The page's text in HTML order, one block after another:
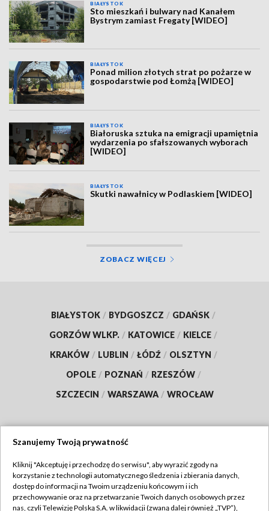
BIAŁYSTOK
Sto mieszkań i bulwary nad Kanałem
Bystrym zamiast Fregaty [WIDEO]
BIAŁYSTOK
Ponad milion złotych strat po pożarze w
gospodarstwie pod Łomżą [WIDEO]
BIAŁYSTOK
Białoruska sztuka na emigracji upamiętnia
wydarzenia po sfałszowanych wyborach
[WIDEO]
BIAŁYSTOK
Skutki nawałnicy w Podlaskiem [WIDEO]
ZOBACZ WIĘCEJ
BIAŁYSTOK / BYDGOSZCZ / GDAŃSK /
GORZÓW WLKP. / KATOWICE / KIELCE /
KRAKÓW / LUBLIN / ŁÓDŹ / OLSZTYN /
OPOLE / POZNAŃ / RZESZÓW /
SZCZECIN / WARSZAWA / WROCŁAW
TVP
Abonament TVP
Regulamin TVP
Szanujemy Twoją prywatność
Kliknij "Akceptuję i przechodzę do serwisu", aby wyrazić zgody na
korzystanie z technologii automatycznego śledzenia i zbierania danych,
dostęp do informacji na Twoim urządzeniu końcowym i ich
przechowywanie oraz na przetwarzanie Twoich danych osobowych przez
nas, czyli Telewizję Polską S.A. w likwidacji (zwaną dalej również „TVP”),